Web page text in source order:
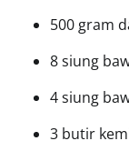
500 gram
8 siung
4 siung
3 butir